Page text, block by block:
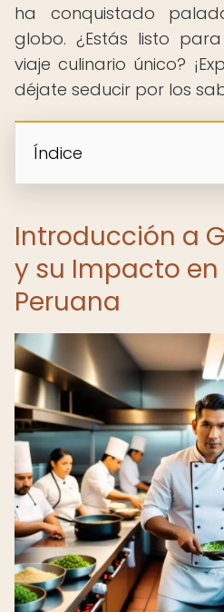
ha conquistado
globo. ¿Estás listo
viaje culinario único?
déjate seducir por los
Índice
Introducción a
y su Impacto
Peruana